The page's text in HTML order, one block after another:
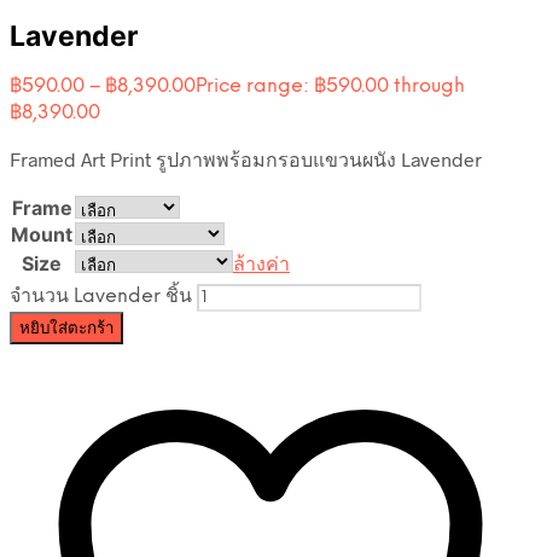
Lavender
฿590.00 – ฿8,390.00Price range: ฿590.00 through
฿8,390.00
Framed Art Print รูปภาพพร้อมกรอบแขวนผนัง Lavender
Frame
Mount
Size
ล้างค่า
จำนวน Lavender ชิ้น
หยิบใส่ตะกร้า